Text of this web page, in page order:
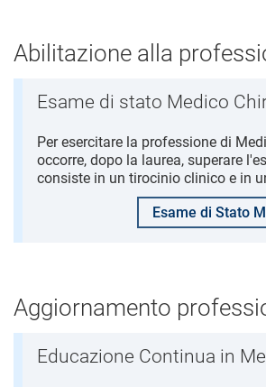
Abilitazione alla
Esame di stato Medico
Per esercitare la professione di
occorre, dopo la laurea, superare
consiste in un tirocinio clinico e in
Esame di Stato
Aggiornamento
Educazione Continua in